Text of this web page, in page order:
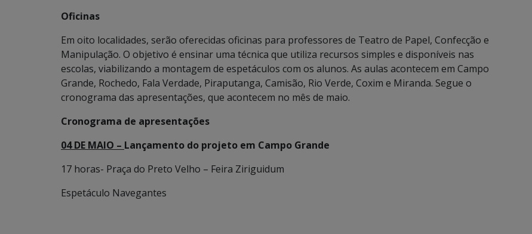
Oficinas
Em oito localidades, serão oferecidas oficinas para professores de Teatro de Papel, Confecção e
Manipulação. O objetivo é ensinar uma técnica que utiliza recursos simples e disponíveis nas
escolas, viabilizando a montagem de espetáculos com os alunos. As aulas acontecem em Campo
Grande, Rochedo, Fala Verdade, Piraputanga, Camisão, Rio Verde, Coxim e Miranda. Segue o
cronograma das apresentações, que acontecem no mês de maio.
Cronograma de apresentações
04 DE MAIO – Lançamento do projeto em Campo Grande
17 horas- Praça do Preto Velho – Feira Ziriguidum
Espetáculo Navegantes